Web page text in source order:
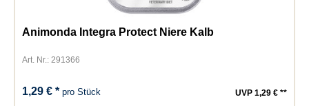
Animonda Integra Protect Niere Kalb
Art. Nr.: 291366
1,29 € *pro Stück UVP 1,29 € **